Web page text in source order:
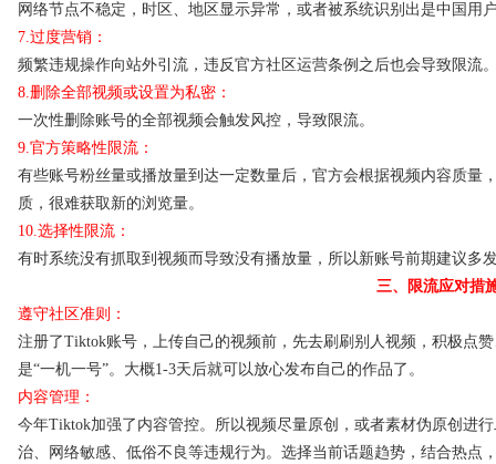
网络节点不稳定，时区、地区显示异常，或者被系统识别出是中国用
7.过度营销：
频繁违规操作向站外引流，违反官方社区运营条例之后也会导致限流
8.删除全部视频或设置为私密：
一次性删除账号的全部视频会触发风控，导致限流。
9.官方策略性限流：
有些账号粉丝量或播放量到达一定数量后，官方会根据视频内容质量
质，很难获取新的浏览量。
10.选择性限流：
有时系统没有抓取到视频而导致没有播放量，所以新账号前期建议多
三、限流应对措
遵守社区准则：
注册了Tiktok账号，上传自己的视频前，先去刷刷别人视频，积极点
是“一机一号”。大概1-3天后就可以放心发布自己的作品了。
内容管理：
今年Tiktok加强了内容管控。所以视频尽量原创，或者素材伪原创进
治、网络敏感、低俗不良等违规行为。选择当前话题趋势，结合热点